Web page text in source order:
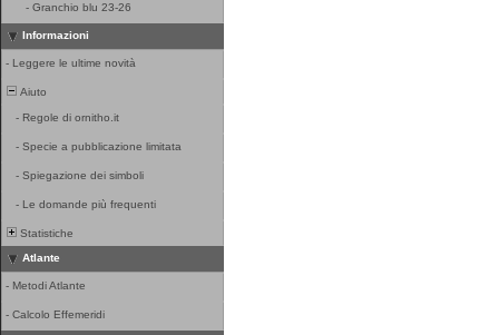
- Granchio blu 23-26
Informazioni
- Leggere le ultime novità
Aiuto
- Regole di ornitho.it
- Specie a pubblicazione limitata
- Spiegazione dei simboli
- Le domande più frequenti
Statistiche
Atlante
- Metodi Atlante
- Calcolo Effemeridi